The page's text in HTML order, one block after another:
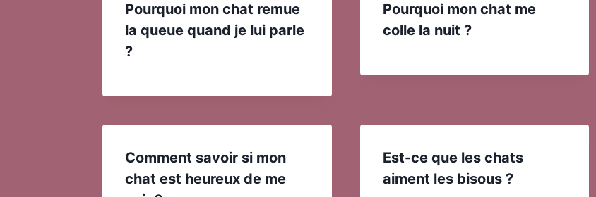
Pourquoi mon chat remue
la queue quand je lui parle
?
Pourquoi mon chat me
colle la nuit ?
Comment savoir si mon
chat est heureux de me
Est-ce que les chats
aiment les bisous ?